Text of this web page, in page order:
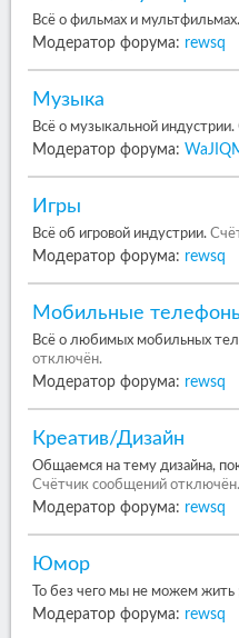
Всё о фильмах и мультфильмах.
Модератор форума: rewsq
Музыка
Всё о музыкальной индустрии.
Модератор форума:
Игры
Всё об игровой индустрии.
Модератор форума: rewsq
Мобильные
Всё о любимых мобильных
отключён.
Модератор форума: rewsq
Креатив/Дизайн
Общаемся на тему дизайна,
Счётчик сообщений отключён.
Модератор форума: rewsq
Юмор
То без чего мы не можем жить
Модератор форума: rewsq